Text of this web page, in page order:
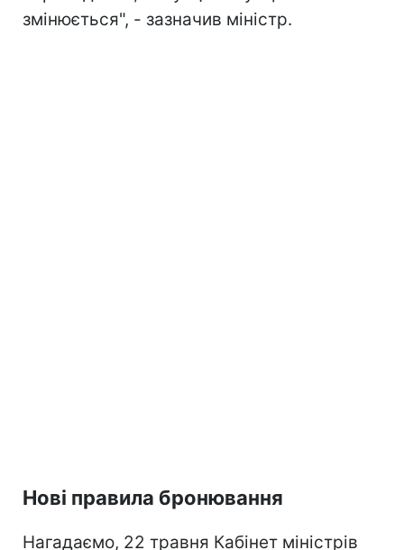
змінюється", - зазначив міністр.
Нові правила бронювання
Нагадаємо, 22 травня Кабінет міністрів